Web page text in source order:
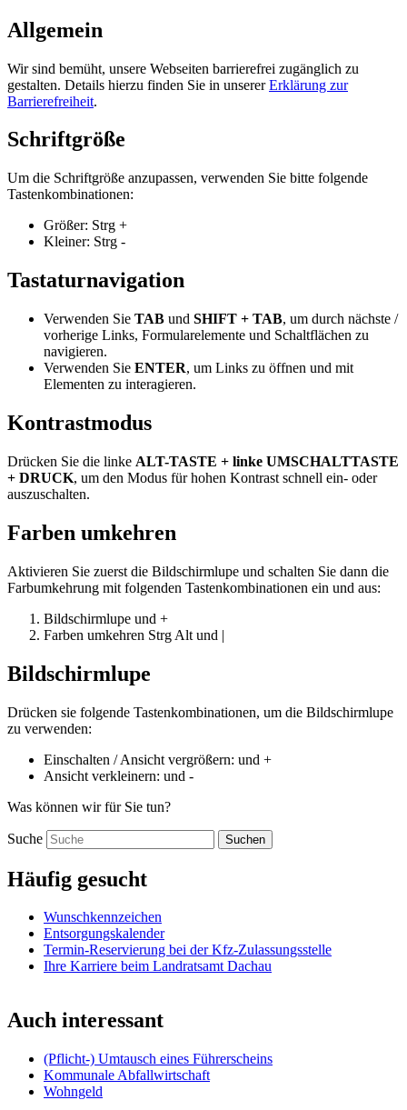
Allgemein
Wir sind bemüht, unsere Webseiten barrierefrei zugänglich zu
gestalten. Details hierzu finden Sie in unsererErklärung zur
Barrierefreiheit.
Schriftgröße
Um die Schriftgröße anzupassen, verwenden Sie bitte folgende
Tastenkombinationen:
Größer: Strg +
Kleiner: Strg -
Tastaturnavigation
Verwenden Sie TAB und SHIFT + TAB, um durch nächste /
vorherige Links, Formularelemente und Schaltflächen zu
navigieren.
Verwenden Sie ENTER, um Links zu öffnen und mit
Elementen zu interagieren.
Kontrastmodus
Drücken Sie die linke ALT-TASTE + linke UMSCHALTTASTE
+ DRUCK, um den Modus für hohen Kontrast schnell ein- oder
auszuschalten.
Farben umkehren
Aktivieren Sie zuerst die Bildschirmlupe und schalten Sie dann die
Farbumkehrung mit folgenden Tastenkombinationen ein und aus:
Bildschirmlupe und +
Farben umkehren Strg Alt und |
Bildschirmlupe
Drücken sie folgende Tastenkombinationen, um die Bildschirmlupe
zu verwenden:
Einschalten / Ansicht vergrößern: und +
Ansicht verkleinern: und -
Was können wir für Sie tun?
Suche Suchen
Häufig gesucht
Wunschkennzeichen
Entsorgungskalender
Termin-Reservierung bei der Kfz-Zulassungsstelle
Ihre Karriere beim Landratsamt Dachau
Auch interessant
(Pflicht-) Umtausch eines Führerscheins
Kommunale Abfallwirtschaft
Wohngeld